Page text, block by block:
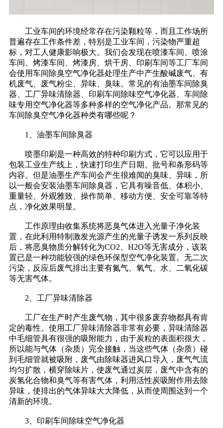
工业车间的环境经常存在污染颗粒等，而且工作场所
普遍存在工作条件差，特别是工业车间，污染物严重超
标，对工人健康影响极大。我们会发现在喷漆车间、喷涂
车间、烤漆车间、烤漆房、烘干房、印刷车间等工厂车间
会使用车间除臭空气净化器处理生产中产生酸碱废气、有
机废气、废气粉尘、异味、臭味。常见的有油墨车间除臭
器、工厂异味清除器、印刷车间除味空气净化器、车间除
味专用空气净化器等多种多样的空气净化产品。那常见的
车间除臭空气净化器种类有哪些呢？
1、油墨车间除臭器
喷墨印刷是一种高效的特种印刷方式，它可以应用于
包装工业生产线上，快速打印生产日期、批号和条形码等
内容。但是油墨生产车间会产生很难闻的臭味、异味，所
以一般会安装油墨车间除臭器，它具有噪音低、体积小、
重量轻、外观雅致、操作简单、移动方便、安全可靠等特
点，净化效果明显。
工作原理由收集系统将恶臭气体进入光量子净化装
置，在此利用特制激发光源产生的光量子诱发一系列反映
后，将恶臭物质分解转化为CO2、H2O等无害成分，该装
置已是一种功能较强的绿色环保型空气净化装置。无二次
污染，反应后废气排出主要有氮气、氧气、水、二氧化碳
等无害气体。
2、工厂异味清除器
工厂在生产时产生废气物，其中很多废弃物都具有肯
定的毒性。使用工厂异味清除器非常有必要，异味清除器
中毛细管具有很强的吸附能力，由于炭粒的表面积很大，
所以能与气体（杂质）完全接触，当这些气体（杂质）碰
到毛细管就被吸附，废气由除味器进风口导入，废气气流
均匀扩散，横穿除味片，使废气通过炭层，废气中含有的
炭氢化合物和臭气等有害气体，利用活性炭吸附作用去除
异味，使排出的气体异味大大降低，从而使周围达到一个
清新的环境。
3、印刷车间除味空气净化器